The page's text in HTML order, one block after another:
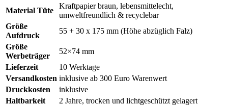
Material Tüte
Kraftpapier braun, lebensmittelecht,
umweltfreundlich & recyclebar
Größe
Aufdruck
55 + 30 x 175 mm (Höhe abzüglich Falz)
Größe
Werbeträger
52×74 mm
Lieferzeit
10 Werktage
Versandkosten inklusive ab 300 Euro Warenwert
Druckkosten
inklusive
Haltbarkeit
2 Jahre, trocken und lichtgeschützt gelagert